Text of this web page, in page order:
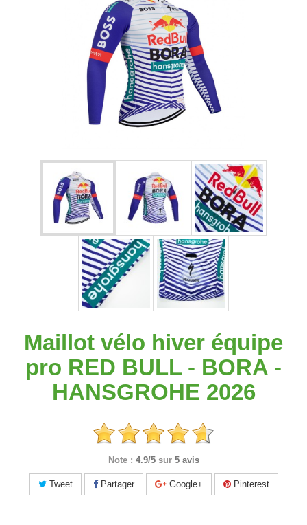
Maillot vélo hiver équipe
pro RED BULL - BORA -
HANSGROHE 2026
Note : 4.9/5 sur 5 avis
Tweet Partager Google+ Pinterest